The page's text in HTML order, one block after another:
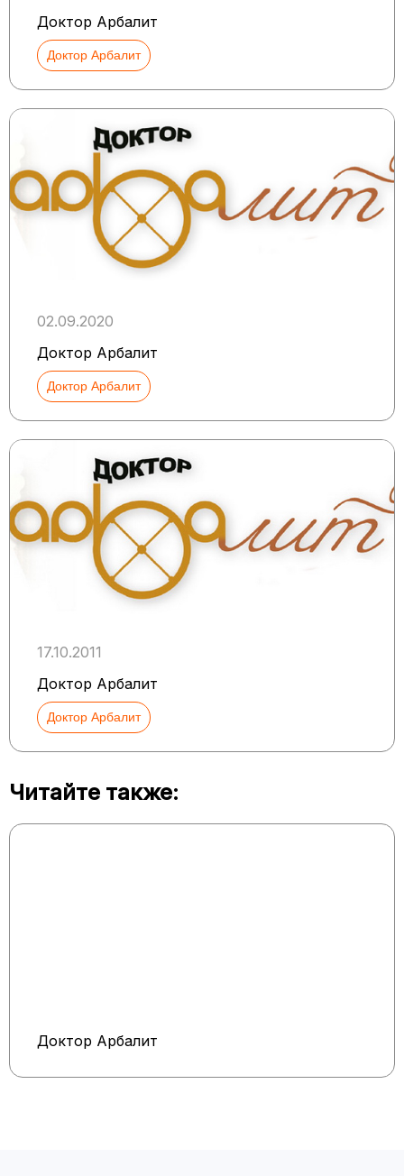
Доктор Арбалит
Доктор Арбалит
02.09.2020
Доктор Арбалит
Доктор Арбалит
17.10.2011
Доктор Арбалит
Доктор Арбалит
Читайте также:
Доктор Арбалит